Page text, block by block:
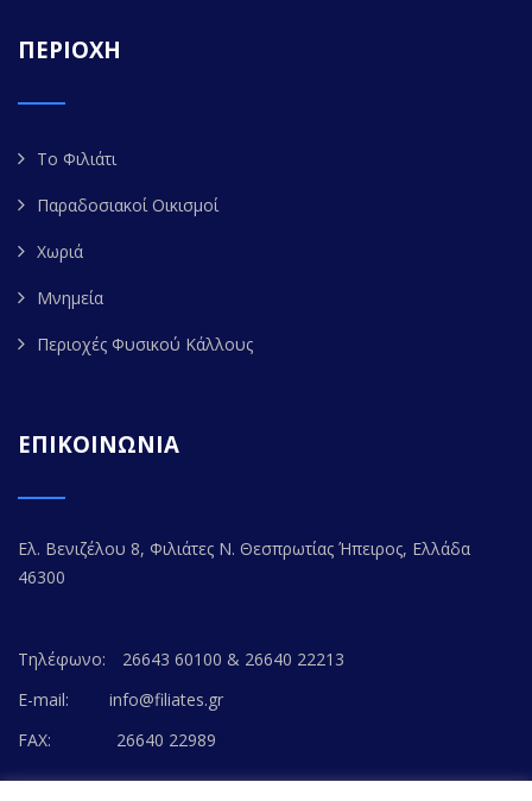
ΠΕΡΙΟΧΗ
Το Φιλιάτι
Παραδοσιακοί Οικισμοί
Χωριά
Μνημεία
Περιοχές Φυσικού Κάλλους
ΕΠΙΚΟΙΝΩΝΙΑ
Ελ. Βενιζέλου 8, Φιλιάτες Ν. Θεσπρωτίας Ήπειρος, Ελλάδα
46300
Τηλέφωνο:
26643 60100 & 26640 22213
E-mail:
info@filiates.gr
FAX:
26640 22989